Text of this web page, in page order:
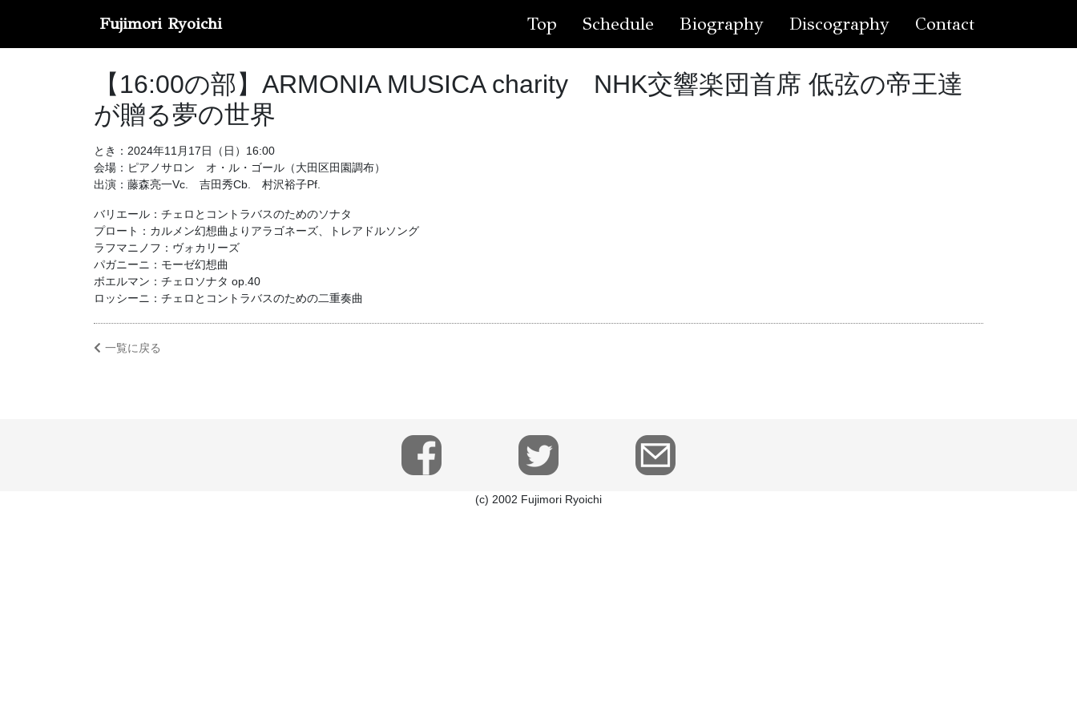
Fujimori Ryoichi Top Schedule Biography Discography Contact
【16:00の部】ARMONIA MUSICA charity NHK交響楽団首席 低弦の帝王達
が贈る夢の世界
とき：2024年11月17日（日）16:00
会場：ピアノサロン オ・ル・ゴール（大田区田園調布）
出演：藤森亮一Vc. 吉田秀Cb. 村沢裕子Pf.
バリエール：チェロとコントラバスのためのソナタ
プロート：カルメン幻想曲よりアラゴネーズ、トレアドルソング
ラフマニノフ：ヴォカリーズ
パガニーニ：モーゼ幻想曲
ボエルマン：チェロソナタ op.40
ロッシーニ：チェロとコントラバスのための二重奏曲
一覧に戻る
(c) 2002 Fujimori Ryoichi